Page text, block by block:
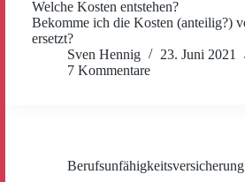
Welche Kosten entstehen?
Bekomme ich die Kosten (anteilig?)
ersetzt?
Sven Hennig
23. Juni 2021
7 Kommentare
Berufsunfähigkeitsversicherung